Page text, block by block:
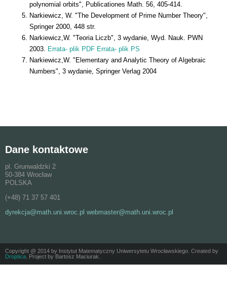
polynomial orbits", Publicationes Math. 56, 405-414.
Narkiewicz, W. "The Development of Prime Number Theory",
Springer 2000, 448 str.
Narkiewicz,W. "Teoria Liczb", 3 wydanie, Wyd. Nauk. PWN
2003. Errata- plik PDF Errata- plik PS
Narkiewicz,W. "Elementary and Analytic Theory of Algebraic
Numbers", 3 wydanie, Springer Verlag 2004
Dane kontaktowe
pl. Grunwaldzki 2
50-384 Wrocław
POLSKA
(+48) 71 37 57 401
dyrekcja@math.uni.wroc.pl webmaster@math.uni.wroc.pl
Copyright @ 2014 by Instytut Matematyczny Uniwersytetu Wrocławskiego. Created by
Droptica . Project by Bartosz Maciurak.